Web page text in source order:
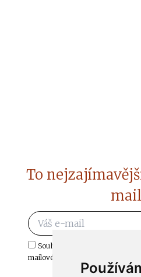
To
Souhlasím s odběrem
mailové schránky.